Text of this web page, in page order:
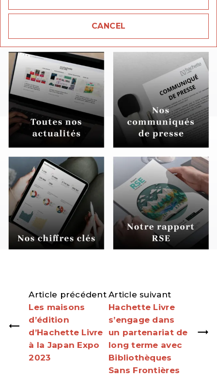
CANCEL
À lire aussi
Article précédent
Les maisons
d’édition
d’Hachette Livre
à la Japan Expo
2023
Article suivant
Hachette Livre
s’engage dans
un partenariat de
long terme avec
Bibliothèques
Sans Frontières